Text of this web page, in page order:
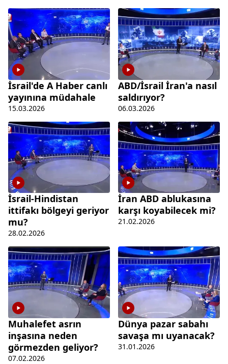
İsrail'de A Haber canlı
yayınına müdahale
15.03.2026
ABD/İsrail İran'a nasıl
saldırıyor?
06.03.2026
İsrail-Hindistan
ittifakı bölgeyi geriyor
mu?
28.02.2026
İran ABD ablukasına
karşı koyabilecek mi?
21.02.2026
Muhalefet asrın
inşasına neden
görmezden geliyor?
07.02.2026
Dünya pazar sabahı
savaşa mı uyanacak?
31.01.2026